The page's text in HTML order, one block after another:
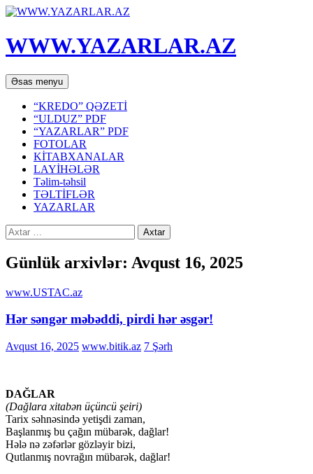
WWW.YAZARLAR.AZ
Axtar
Əsas menyu Mühtəviyyata
keç
“KREDO” QƏZETİ
“ULDUZ” PDF
“YAZARLAR” PDF
FOTOLAR
KİTABXANALAR
LAYİHƏLƏR
Təlim-təhsil
TƏLTİFLƏR
YAZARLAR
Axtarış:
Günlük arxivlər: Avqust 16, 2025
www.USTAC.az
Hər səngər məbəddi, pirdi hər əsgər!
Avqust 16, 2025 www.bitik.az 7 Şərh
DAĞLAR
(Dağlara xitabən üçüncü şeiri)
Tarix səhnəsində yetişdi zaman,
Başlanmış bu çağın mübarək, dağlar!
Hələ nə zəfərlər gözləyir bizi,
Qutlanmış novrağın mübarək, dağlar!